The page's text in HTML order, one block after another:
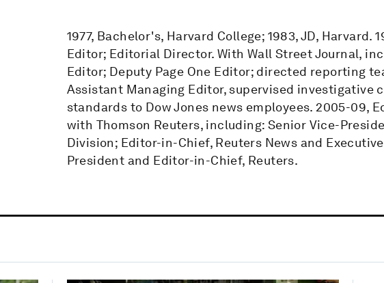
1977, Bachelor's, Harvard College; 1983, JD,
Editor; Editorial Director. With Wall Street Journal,
Editor; Deputy Page One Editor; directed reporting
Assistant Managing Editor, supervised investigative
standards to Dow Jones news employees. 2005-09,
with Thomson Reuters, including: Senior Vice-
Division; Editor-in-Chief, Reuters News and
President and Editor-in-Chief, Reuters.